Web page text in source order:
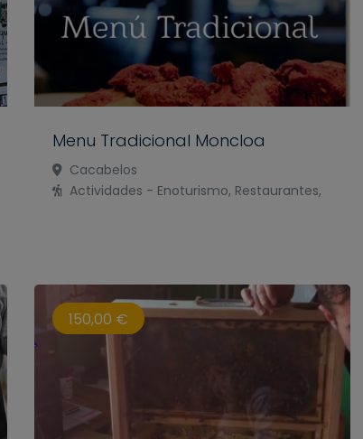
Menu Tradicional Moncloa
Cacabelos
Actividades - Enoturismo, Restaurantes,
150,00 €